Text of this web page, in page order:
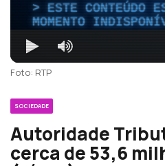
ESTE CONTEÚDO
MOMENTO
Foto: RTP
SOCIEDADE
Autoridade
cerca de 53,6